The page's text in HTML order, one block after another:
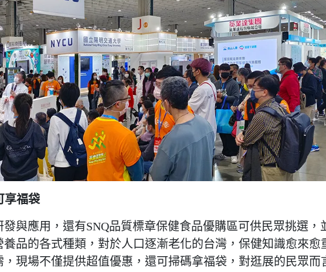
享福袋
與應用，還有SNQ品質標章保健食品優購區可供民眾挑選，
養品的各式種類，對於人口逐漸老化的台灣，保健知識愈來愈
現場不僅提供超值優惠，還可掃碼拿福袋，對逛展的民眾而